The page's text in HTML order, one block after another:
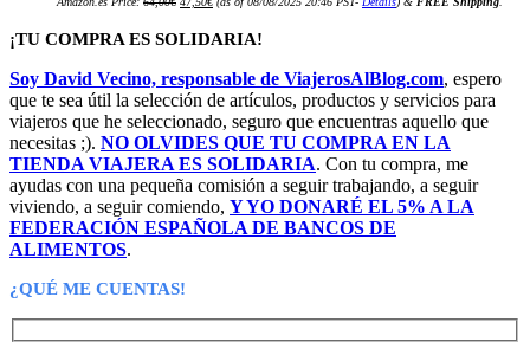
precio
era:
64,00€.
precio
es:
47,50€.
¡TU COMPRA ES SOLIDARIA!
Soy David Vecino, responsable de ViajerosAlBlog.com, espero
que te sea útil la selección de artículos, productos y servicios para
viajeros que he seleccionado, seguro que encuentras aquello que
necesitas ;). NO OLVIDES QUE TU COMPRA EN LA
TIENDA VIAJERA ES SOLIDARIA. Con tu compra, me
ayudas con una pequeña comisión a seguir trabajando, a seguir
viviendo, a seguir comiendo, Y YO DONARÉ EL 5% A LA
FEDERACIÓN ESPAÑOLA DE BANCOS DE
ALIMENTOS.
¿QUÉ ME CUENTAS!